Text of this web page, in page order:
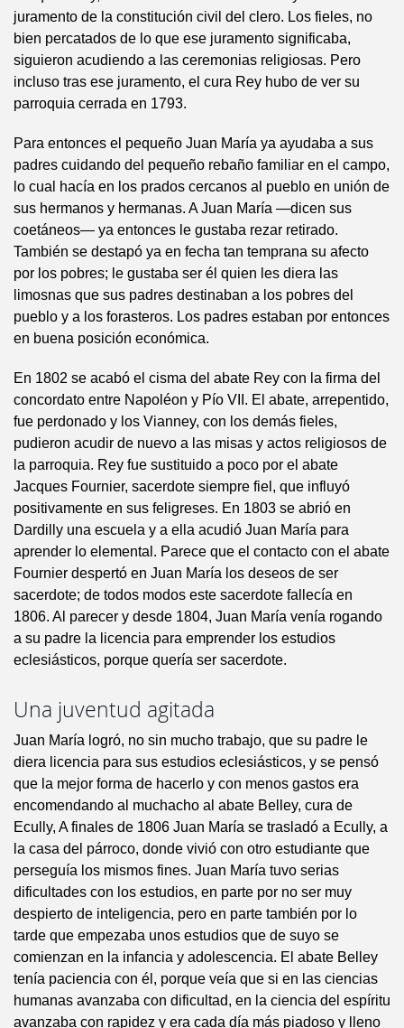
juramento de la constitución civil del clero. Los fieles, no
bien percatados de lo que ese juramento significaba,
siguieron acudiendo a las ceremonias religiosas. Pero
incluso tras ese juramento, el cura Rey hubo de ver su
parroquia cerrada en 1793.
Para entonces el pequeño Juan María ya ayudaba a sus
padres cuidando del pequeño rebaño familiar en el campo,
lo cual hacía en los prados cercanos al pueblo en unión de
sus hermanos y hermanas. A Juan María —dicen sus
coetáneos— ya entonces le gustaba rezar retirado.
También se destapó ya en fecha tan temprana su afecto
por los pobres; le gustaba ser él quien les diera las
limosnas que sus padres destinaban a los pobres del
pueblo y a los forasteros. Los padres estaban por entonces
en buena posición económica.
En 1802 se acabó el cisma del abate Rey con la firma del
concordato entre Napoléon y Pío VII. El abate, arrepentido,
fue perdonado y los Vianney, con los demás fieles,
pudieron acudir de nuevo a las misas y actos religiosos de
la parroquia. Rey fue sustituido a poco por el abate
Jacques Fournier, sacerdote siempre fiel, que influyó
positivamente en sus feligreses. En 1803 se abrió en
Dardilly una escuela y a ella acudió Juan María para
aprender lo elemental. Parece que el contacto con el abate
Fournier despertó en Juan María los deseos de ser
sacerdote; de todos modos este sacerdote fallecía en
1806. Al parecer y desde 1804, Juan María venía rogando
a su padre la licencia para emprender los estudios
eclesiásticos, porque quería ser sacerdote.
Una juventud agitada
Juan María logró, no sin mucho trabajo, que su padre le
diera licencia para sus estudios eclesiásticos, y se pensó
que la mejor forma de hacerlo y con menos gastos era
encomendando al muchacho al abate Belley, cura de
Ecully, A finales de 1806 Juan María se trasladó a Ecully, a
la casa del párroco, donde vivió con otro estudiante que
perseguía los mismos fines. Juan María tuvo serias
dificultades con los estudios, en parte por no ser muy
despierto de inteligencia, pero en parte también por lo
tarde que empezaba unos estudios que de suyo se
comienzan en la infancia y adolescencia. El abate Belley
tenía paciencia con él, porque veía que si en las ciencias
humanas avanzaba con dificultad, en la ciencia del espíritu
avanzaba con rapidez y era cada día más piadoso y lleno